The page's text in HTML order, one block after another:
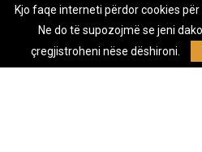
Rreth nesh Impresumi
Privacy
Zhurnal.mk është Agjenci e Lajmeve
Kjo faqe interneti përdor cookies
Ne do të supozojmë se jeni
çregjistroheni nëse dëshironi.